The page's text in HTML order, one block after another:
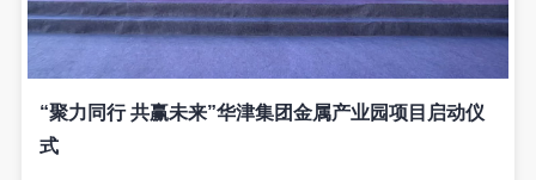
“聚力同行 共赢未来”华津集团金属产业园项目启动仪
式